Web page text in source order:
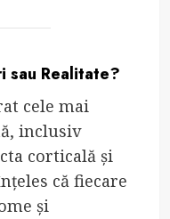
sau Realitate?
cele mai
inclusiv
corticală și
că fiecare
și